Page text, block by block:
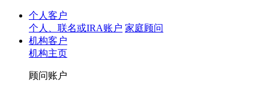
个人客户
个人、联名或IRA账户 家庭顾问
机构客户
机构主页
顾问账户